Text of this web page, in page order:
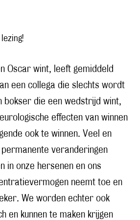
Oscar wint, leeft gemiddeld
een collega die slechts wordt
bokser die een wedstrijd wint,
effecten van winnen
ook te winnen. Veel en
veranderingen
in onze hersenen en ons
neemt toe en
We worden echter ook
en kunnen te maken krijgen